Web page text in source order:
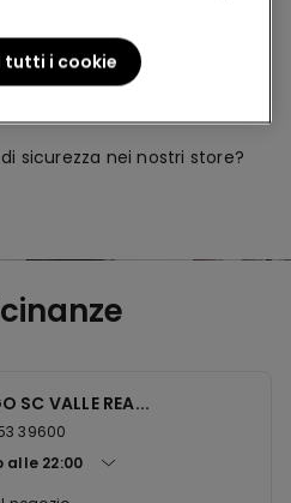
TEZENIS TALENT
sicurezza nei nostri store?
SC VALLE REA...
39600
alle 22:00
i cookie